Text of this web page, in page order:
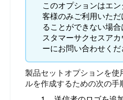
このオプションはエ
客様のみご利用いた
ることができない場
スタマーサクセスア
ーにお問い合わせくだ
製品セットオプションを使
ルを作成するための次の手